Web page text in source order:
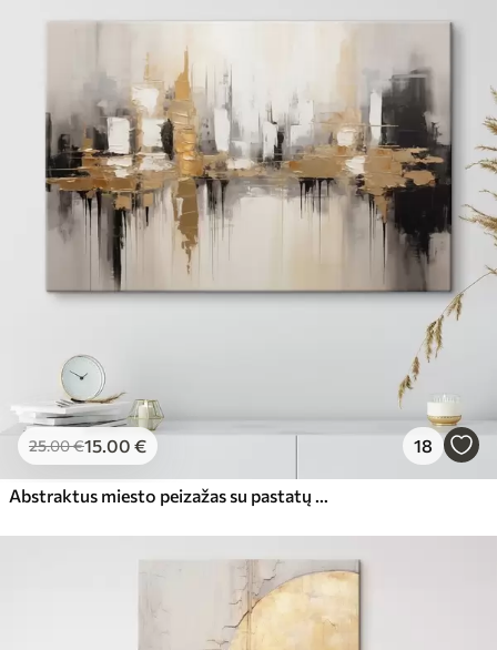
25.00€15.00 € 18
Abstraktus miesto peizažas su pastatų atspindžiais vandenyje, sukurtas neutraliais tonais su šiltų atspalvių akcentais